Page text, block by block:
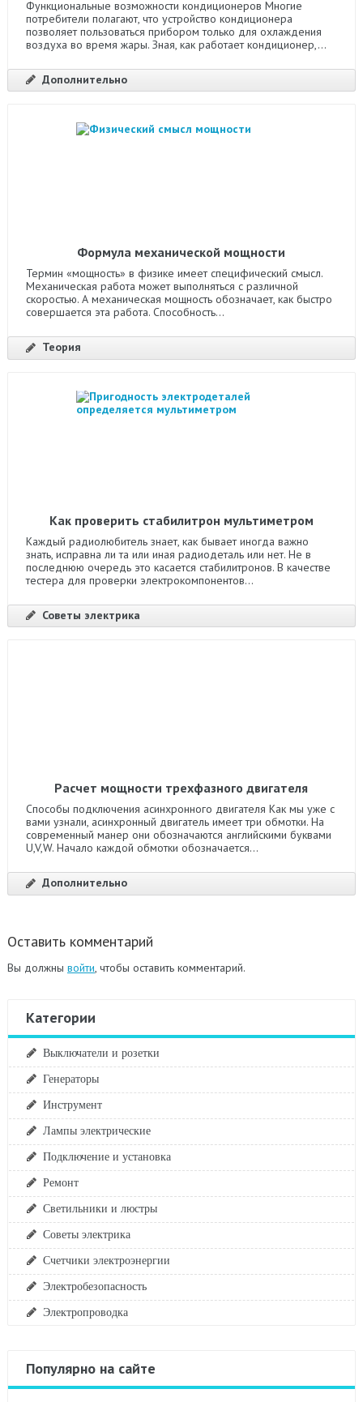
Функциональные возможности кондиционеров Многие
потребители полагают, что устройство кондиционера
позволяет пользоваться прибором только для охлаждения
воздуха во время жары. Зная, как работает кондиционер,...
Дополнительно
Формула механической мощности
Термин «мощность» в физике имеет специфический смысл.
Механическая работа может выполняться с различной
скоростью. А механическая мощность обозначает, как быстро
совершается эта работа. Способность...
Теория
Как проверить стабилитрон мультиметром
Каждый радиолюбитель знает, как бывает иногда важно
знать, исправна ли та или иная радиодеталь или нет. Не в
последнюю очередь это касается стабилитронов. В качестве
тестера для проверки электрокомпонентов...
Советы электрика
Расчет мощности трехфазного двигателя
Способы подключения асинхронного двигателя Как мы уже с
вами узнали, асинхронный двигатель имеет три обмотки. На
современный манер они обозначаются английскими буквами
U,V,W. Начало каждой обмотки обозначается...
Дополнительно
Оставить комментарий
Вы должны войти , чтобы оставить комментарий.
Категории
Выключатели и розетки
Генераторы
Инструмент
Лампы электрические
Подключение и установка
Ремонт
Светильники и люстры
Советы электрика
Счетчики электроэнергии
Электробезопасность
Электропроводка
Популярно на сайте